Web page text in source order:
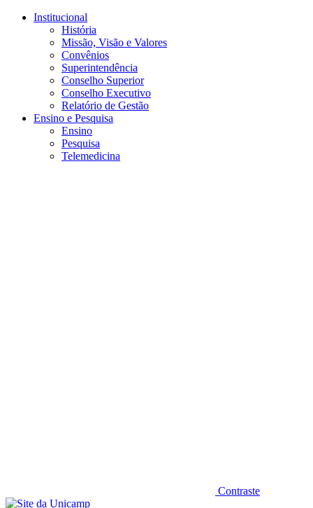
Conteúdo principal
Institucional
História
Missão, Visão e Valores
Convênios
Superintendência
Conselho Superior
Conselho Executivo
Relatório de Gestão
Ensino e Pesquisa
Ensino
Pesquisa
Telemedicina
Contraste